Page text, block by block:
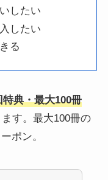
したい
したい
る
特典・最大100冊
す。最大100冊の
ポン。